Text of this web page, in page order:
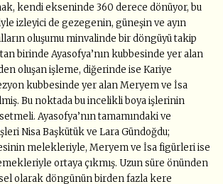
kendi ekseninde 360 derece dönüyor, bu
izleyici de gezegenin, güneşin ve ayın
oluşumu minvalinde bir döngüyü takip
birinde Ayasofya’nın kubbesinde yer alan
oluşan işleme, diğerinde ise Kariye
kubbesinde yer alan Meryem ve İsa
Bu noktada bu incelikli boya işlerinin
Ayasofya’nın tamamındaki ve
Nisa Başkütük ve Lara Gündoğdu;
melekleriyle, Meryem ve İsa figürleri ise
ortaya çıkmış. Uzun süre önünden
olarak döngünün birden fazla kere